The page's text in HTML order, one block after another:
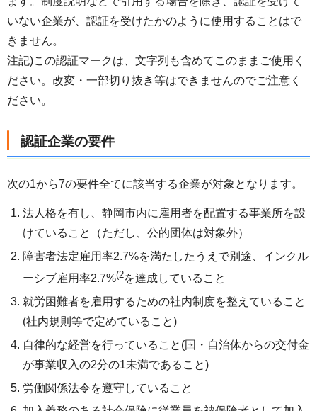
いない企業が、認証を受けたかのように使用することはで
きません。
注記)この認証マークは、文字列も含めてこのままご使用く
ださい。改変・一部切り抜き等はできませんのでご注意く
ださい。
認証企業の要件
次の1から7の要件全てに該当する企業が対象となります。
法人格を有し、静岡市内に雇用者を配置する事業所を設
けていること（ただし、公的団体は対象外）
障害者法定雇用率2.7%を満たしたうえで別途、インクル
ーシブ雇用率2.7%(2を達成していること
就労困難者を雇用するための社内制度を整えていること
(社内規則等で定めていること)
自律的な経営を行っていること(国・自治体からの交付金
が事業収入の2分の1未満であること)
労働関係法令を遵守していること